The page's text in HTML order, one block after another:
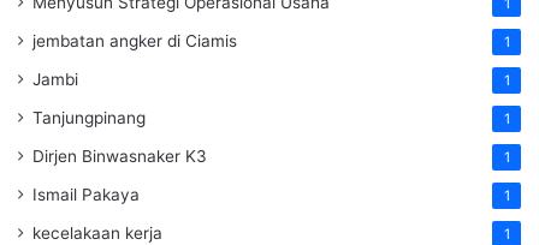
1
jembatan angker di Ciamis 1
Jambi 1
Tanjungpinang 1
Dirjen Binwasnaker K3 1
Ismail Pakaya 1
kecelakaan kerja 1